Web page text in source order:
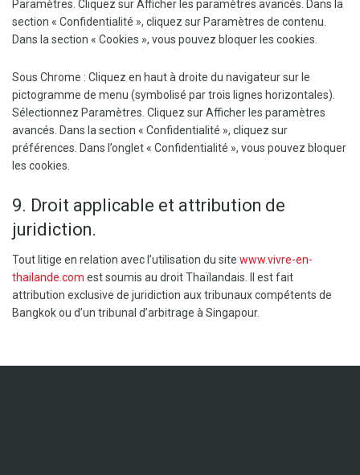
Paramètres. Cliquez sur Afficher les paramètres avancés. Dans la
section « Confidentialité », cliquez sur Paramètres de contenu.
Dans la section « Cookies », vous pouvez bloquer les cookies.
Sous Chrome : Cliquez en haut à droite du navigateur sur le
pictogramme de menu (symbolisé par trois lignes horizontales).
Sélectionnez Paramètres. Cliquez sur Afficher les paramètres
avancés. Dans la section « Confidentialité », cliquez sur
préférences. Dans l’onglet « Confidentialité », vous pouvez bloquer
les cookies.
9. Droit applicable et attribution de
juridiction.
Tout litige en relation avec l’utilisation du site www.vivre-en-
thailande.com est soumis au droit Thaïlandais. Il est fait
attribution exclusive de juridiction aux tribunaux compétents de
Bangkok ou d’un tribunal d’arbitrage à Singapour.